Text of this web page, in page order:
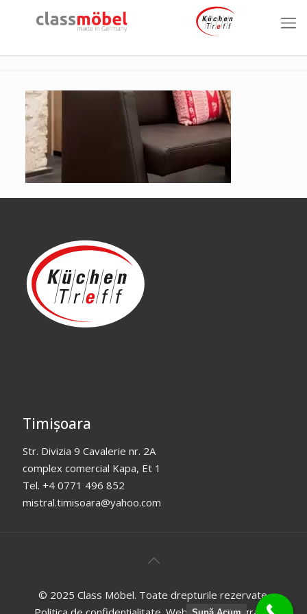
Timișoara
Str. Divizia 9 Cavalerie nr. 2A
complex comercial Kapa, Et 1
Tel. +4 0771 496 852
mistral.timisoara@yahoo.com
© 2025 Class Möbel. Toate drepturile rezervate.